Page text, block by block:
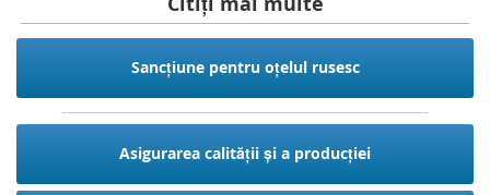
Sancțiune pentru oțelul rusesc
Asigurarea calității și a producției